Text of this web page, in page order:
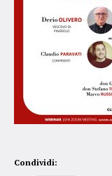
Condividi: